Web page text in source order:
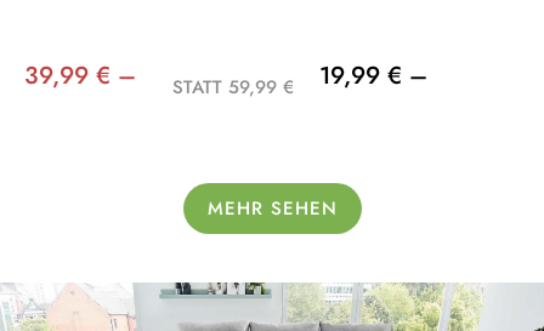
39,99 € – STATT 59,99 € 19,99 € –
MEHR SEHEN